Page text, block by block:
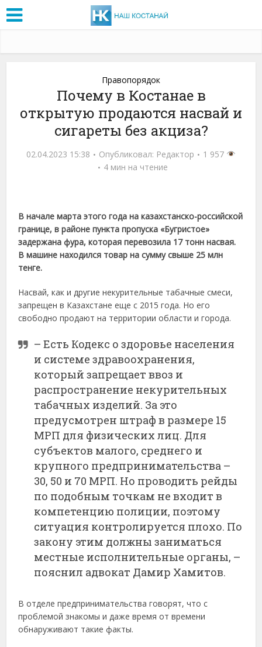
Правопорядок
Почему в Костанае в
открытую продаются насвай и
сигареты без акциза?
02.04.2023 15:38 Опубликовал: Редактор
1 957
4 мин на чтение
В начале марта этого года на казахстанско-российской
границе, в районе пункта пропуска «Бугристое»
задержана фура, которая перевозила 17 тонн насвая.
В машине находился товар на сумму свыше 25 млн
тенге.
Насвай, как и другие некурительные табачные смеси,
запрещен в Казахстане еще с 2015 года. Но его
свободно продают на территории области и города.
– Есть Кодекс о здоровье населения
и системе здравоохранения,
который запрещает ввоз и
распространение некурительных
табачных изделий. За это
предусмотрен штраф в размере 15
МРП для физических лиц. Для
субъектов малого, среднего и
крупного предпринимательства –
30, 50 и 70 МРП. Но проводить рейды
по подобным точкам не входит в
компетенцию полиции, поэтому
ситуация контролируется плохо. По
закону этим должны заниматься
местные исполнительные органы, –
пояснил адвокат Дамир Хамитов.
В отделе предпринимательства говорят, что с
проблемой знакомы и даже время от времени
обнаруживают такие факты.